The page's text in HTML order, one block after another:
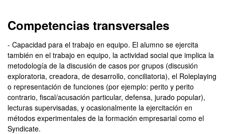
Competencias transversales
- Capacidad para el trabajo en equipo. El alumno se ejercita
también en el trabajo en equipo, la actividad social que implica la
metodología de la discusión de casos por grupos (discusión
exploratoria, creadora, de desarrollo, conciliatoria), el Roleplaying
o representación de funciones (por ejemplo: perito y perito
contrario, fiscal/acusación particular, defensa, jurado popular),
lecturas supervisadas, y ocasionalmente la ejercitación en
métodos experimentales de la formación empresarial como el
Syndicate.